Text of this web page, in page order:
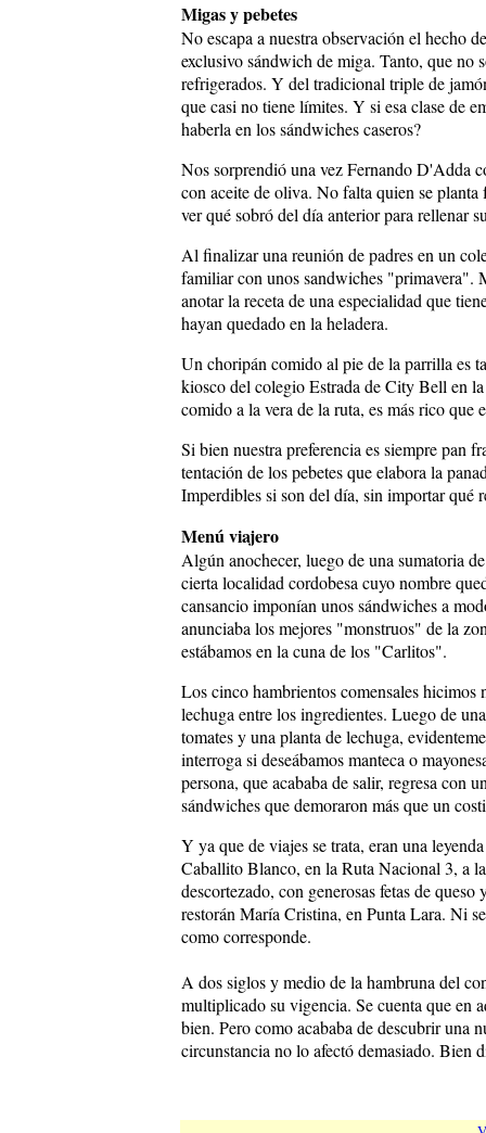
Migas y pebetes
No escapa a nuestra observación el hecho
exclusivo sándwich de miga. Tanto, que no
refrigerados. Y del tradicional triple de
que casi no tiene límites. Y si esa clase de
haberla en los sándwiches caseros?
Nos sorprendió una vez Fernando D'Adda
con aceite de oliva. No falta quien se
ver qué sobró del día anterior para rellenar
Al finalizar una reunión de padres en un
familiar con unos sandwiches "primavera".
anotar la receta de una especialidad que
hayan quedado en la heladera.
Un choripán comido al pie de la parrilla es
kiosco del colegio Estrada de City Bell en
comido a la vera de la ruta, es más rico que
Si bien nuestra preferencia es siempre pan
tentación de los pebetes que elabora la
Imperdibles si son del día, sin importar qué
Menú viajero
Algún anochecer, luego de una sumatoria
cierta localidad cordobesa cuyo nombre
cansancio imponían unos sándwiches a
anunciaba los mejores "monstruos" de la
estábamos en la cuna de los "Carlitos".
Los cinco hambrientos comensales
lechuga entre los ingredientes. Luego de
tomates y una planta de lechuga,
interroga si deseábamos manteca o
persona, que acababa de salir, regresa con
sándwiches que demoraron más que un
Y ya que de viajes se trata, eran una
Caballito Blanco, en la Ruta Nacional 3, a
descortezado, con generosas fetas de
restorán María Cristina, en Punta Lara. Ni
como corresponde.
A dos siglos y medio de la hambruna del
multiplicado su vigencia. Se cuenta que en
bien. Pero como acababa de descubrir una
circunstancia no lo afectó demasiado. Bien